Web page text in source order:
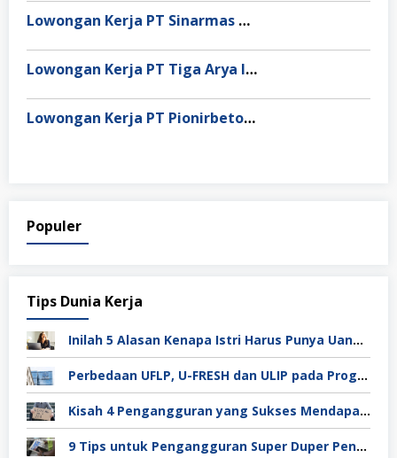
Lowongan Kerja PT Sinarmas Distribusi Nusantara
Lowongan Kerja PT Tiga Arya Inggil
Lowongan Kerja PT Pionirbeton Industri
Populer
Tips Dunia Kerja
Inilah 5 Alasan Kenapa Istri Harus Punya Uang Sendiri Setelah Menikah
Perbedaan UFLP, U-FRESH dan ULIP pada Program Unilever
Kisah 4 Pengangguran yang Sukses Mendapat Kerja
9 Tips untuk Pengangguran Super Duper Penting